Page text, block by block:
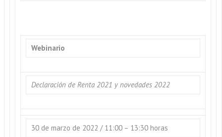
Webinario
Declaración de Renta 2021 y novedades 2022
30 de marzo de 2022 / 11:00 – 13:30 horas